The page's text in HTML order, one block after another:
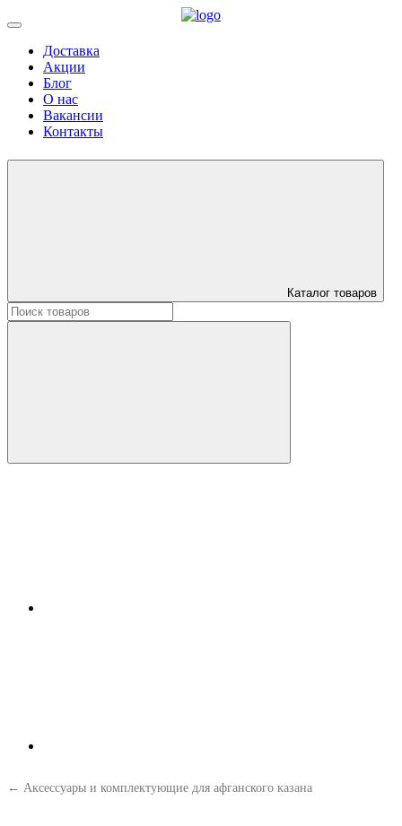
Доставка
Акции
Блог
О нас
Вакансии
Контакты
Каталог товаров
Искать:
← Аксессуары и комплектующие для афганского казана